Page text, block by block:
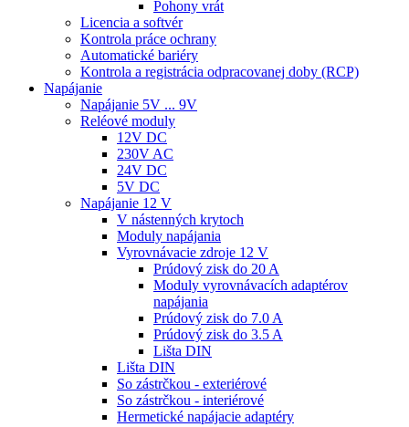
Pohony vrát
Licencia a softvér
Kontrola práce ochrany
Automatické bariéry
Kontrola a registrácia odpracovanej doby (RCP)
Napájanie
Napájanie 5V ... 9V
Reléové moduly
12V DC
230V AC
24V DC
5V DC
Napájanie 12 V
V nástenných krytoch
Moduly napájania
Vyrovnávacie zdroje 12 V
Prúdový zisk do 20 A
Moduly vyrovnávacích adaptérov
napájania
Prúdový zisk do 7.0 A
Prúdový zisk do 3.5 A
Lišta DIN
Lišta DIN
So zástrčkou - exteriérové
So zástrčkou - interiérové
Hermetické napájacie adaptéry